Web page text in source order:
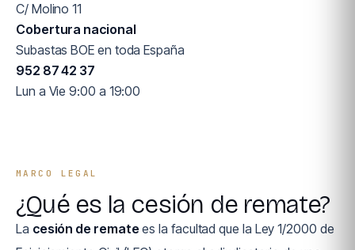
C/ Molino 11
Cobertura nacional
Subastas BOE en toda España
952 87 42 37
Lun a Vie 9:00 a 19:00
MARCO LEGAL
¿Qué es la cesión de remate?
La cesión de remate es la facultad que la Ley 1/2000 de